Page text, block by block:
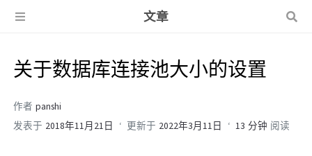
文章
关于数据库连接池大小的设置
作者 panshi
发表于 2018年11月21日 更新于 2022年3月11日 13 分钟 阅读